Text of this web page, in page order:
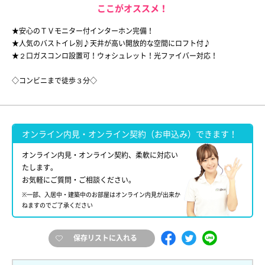
ここがオススメ！
★安心のＴＶモニター付インターホン完備！
★人気のバストイレ別♪天井が高い開放的な空間にロフト付♪
★２口ガスコンロ設置可！ウォシュレット！光ファイバー対応！
◇コンビニまで徒歩３分◇
オンライン内見・オンライン契約（お申込み）できます！
オンライン内見・オンライン契約、柔軟に対応い
たします。
お気軽にご質問・ご相談ください。
※一部、入居中・建築中のお部屋はオンライン内見が出来か
ねますのでご了承ください
保存リストに入れる